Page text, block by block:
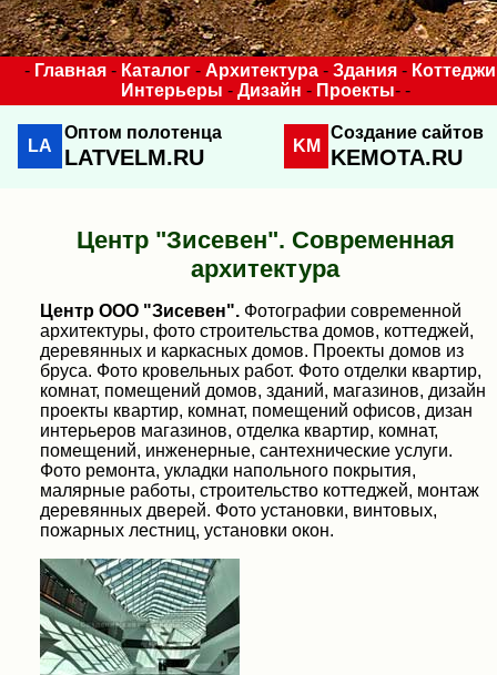
- Главная - Каталог - Архитектура - Здания - Коттеджи
Интерьеры - Дизайн - Проекты- -
LA
Оптом полотенца
LATVELM.RU KM
Создание сайтов
KEMOTA.RU
Центр "Зисевен". Современная
архитектура
Центр ООО "Зисевен". Фотографии современной
архитектуры, фото строительства домов, коттеджей,
деревянных и каркасных домов. Проекты домов из
бруса. Фото кровельных работ. Фото отделки квартир,
комнат, помещений домов, зданий, магазинов, дизайн
проекты квартир, комнат, помещений офисов, дизан
интерьеров магазинов, отделка квартир, комнат,
помещений, инженерные, сантехнические услуги.
Фото ремонта, укладки напольного покрытия,
малярные работы, строительство коттеджей, монтаж
деревянных дверей. Фото установки, винтовых,
пожарных лестниц, установки окон.